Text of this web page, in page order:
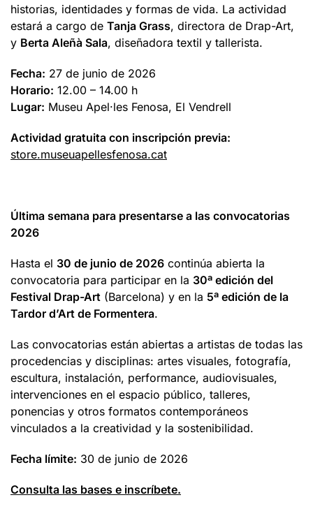
historias, identidades y formas de vida. La actividad
estará a cargo de Tanja Grass, directora de Drap-Art,
y Berta Aleñà Sala, diseñadora textil y tallerista.
Fecha: 27 de junio de 2026
Horario: 12.00 – 14.00 h
Lugar: Museu Apel·les Fenosa, El Vendrell
Actividad gratuita con inscripción previa:
store.museuapellesfenosa.cat
Última semana para presentarse a las convocatorias
2026
Hasta el 30 de junio de 2026 continúa abierta la
convocatoria para participar en la 30ª edición del
Festival Drap-Art (Barcelona) y en la 5ª edición de la
Tardor d’Art de Formentera.
Las convocatorias están abiertas a artistas de todas las
procedencias y disciplinas: artes visuales, fotografía,
escultura, instalación, performance, audiovisuales,
intervenciones en el espacio público, talleres,
ponencias y otros formatos contemporáneos
vinculados a la creatividad y la sostenibilidad.
Fecha límite: 30 de junio de 2026
Consulta las bases e inscríbete.